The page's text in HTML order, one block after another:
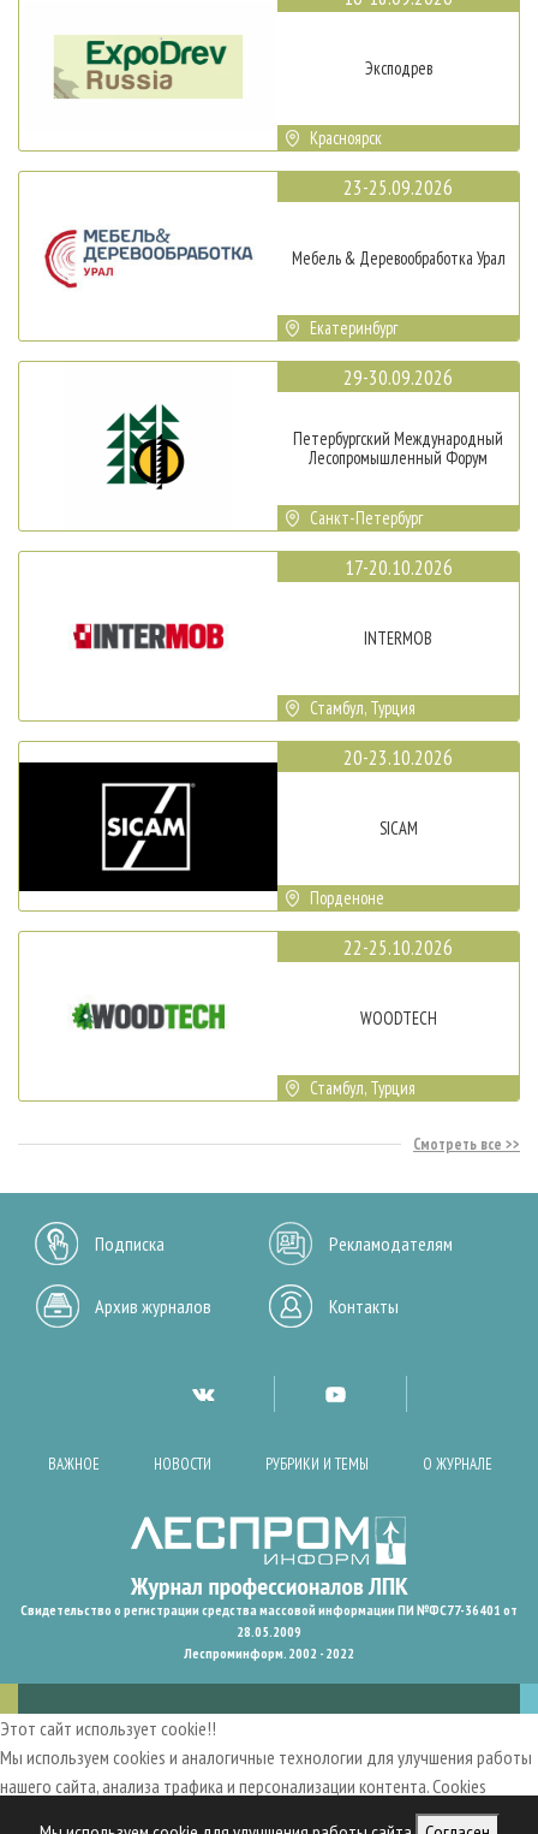
Эксподрев
Красноярск
23-25.09.2026
Мебель & Деревообработка Урал
Екатеринбург
29-30.09.2026
Петербургский Международный
Лесопромышленный Форум
Санкт-Петербург
17-20.10.2026
INTERMOB
Стамбул, Турция
20-23.10.2026
SICAM
Порденоне
22-25.10.2026
WOODTECH
Стамбул, Турция
Смотреть все
Подписка Рекламодателям
Архив журналов Контакты
ВАЖНОЕ НОВОСТИ РУБРИКИ И ТЕМЫ О ЖУРНАЛЕ
Свидетельство о регистрации средства массовой информации ПИ №ФС77-36401 от
28.05.2009
Леспроминформ. 2002 - 2022
Этот сайт использует cookie!!
Мы используем cookies и аналогичные технологии для улучшения работы
нашего сайта, анализа трафика и персонализации контента. Cookies